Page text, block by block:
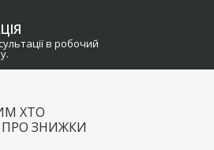
в робочий
ХТО
ПРО ЗНИЖКИ